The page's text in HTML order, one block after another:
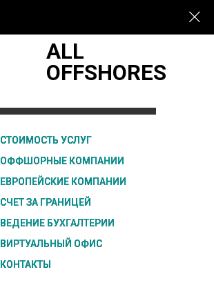
ALL
OFFSHORES
СТОИМОСТЬ УСЛУГ
ОФФШОРНЫЕ КОМПАНИИ
ЕВРОПЕЙСКИЕ КОМПАНИИ
СЧЕТ ЗА ГРАНИЦЕЙ
ВЕДЕНИЕ БУХГАЛТЕРИИ
ОФФШОРНЫЕ КОМПАНИИ
ЕВРОПЕЙСКИЕ КОМПАНИИ
СЧЕТ ЗА ГРАНИЦЕЙ
ВЕДЕНИЕ БУХГАЛТЕРИИ
ВИРТУАЛЬНЫЙ ОФИС
СТОИМОСТЬ УСЛУГ
ВИРТУАЛЬНЫЙ ОФИС
КОНТАКТЫ
КОНТАКТЫ